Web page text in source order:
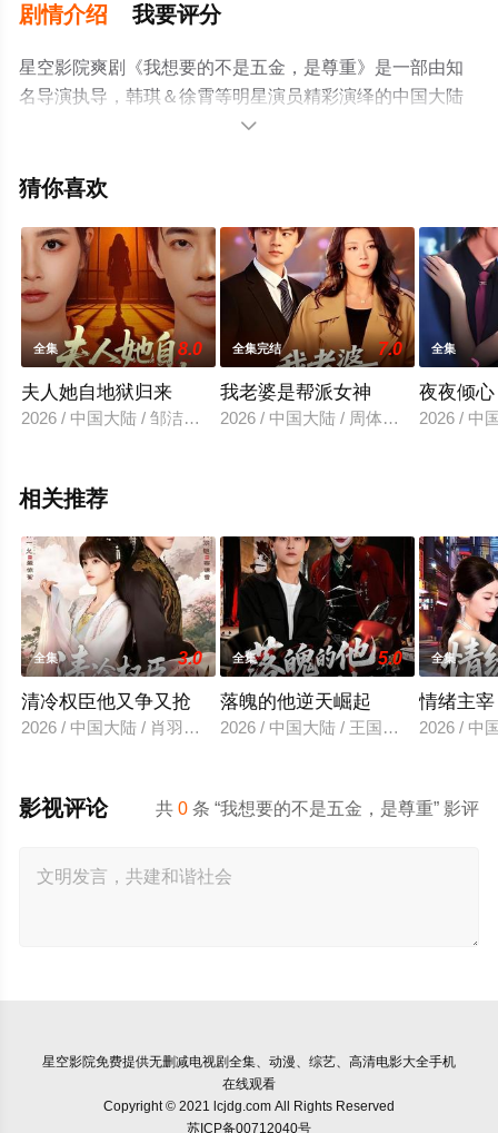
剧情介绍 我要评分
星空影院爽剧《我想要的不是五金，是尊重》是一部由知
名导演执导，韩琪＆徐霄等明星演员精彩演绎的中国大陆
电视剧，大结局剧情已揭晓（全集完结），手机免费观看
息可移步至豆瓣电视剧、电视猫或剧情网等平台了解。
。

猜你喜欢
全集 8.0
夫人她自地狱归来
2026 / 中国大陆 / 邹洁仪＆李冠霖
全集完结 7.0
我老婆是帮派女神
2026 / 中国大陆 / 周体顺＆张婉琳
全集
夜夜倾心
2026 / 中
相关推荐
全集 3.0
清冷权臣他又争又抢
2026 / 中国大陆 / 肖羽凯＆林一允
全集 5.0
落魄的他逆天崛起
2026 / 中国大陆 / 王国豪杰＆诗语＆
全集
情绪主
2026 / 中
共0 条 “我想要的不是五金，是尊重” 影评
影视评论
星空影院免费提供无删减电视剧全集、动漫、综艺、高清电影大全手机
在线观看
Copyright © 2021 lcjdg.com All Rights Reserved
苏ICP备00712040号